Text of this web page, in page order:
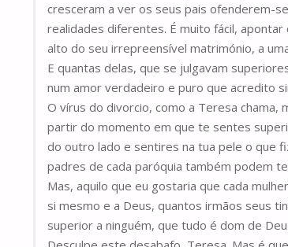
cresceram a ver os seus pais ofenderem-
realidades diferentes. É muito fácil,
alto do seu irrepreensível matrimónio, a
E quantas delas, que se julgavam
num amor verdadeiro e puro que acredito
O vírus do divorcio, como a Teresa
partir do momento em que te sentes
do outro lado e sentires na tua pele o que
padres de cada paróquia também podem
Mas, aquilo que eu gostaria que cada
si mesmo e a Deus, quantos irmãos seus
superior a ninguém, que tudo é dom de